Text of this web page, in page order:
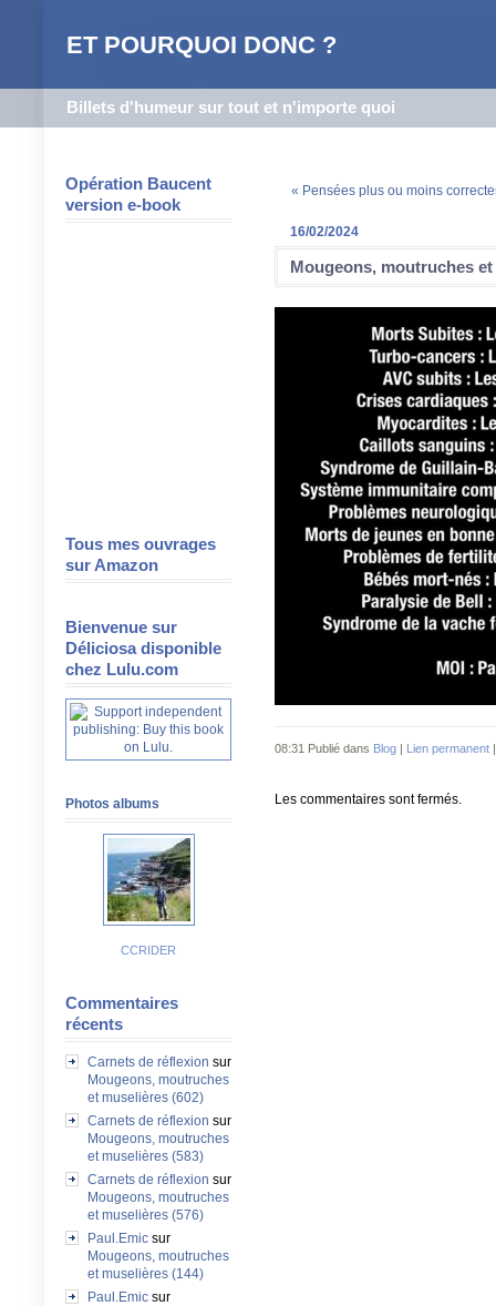
ET POURQUOI DONC ?
Billets d'humeur sur tout et n'importe quoi
Opération Baucent
version e-book
Tous mes ouvrages
sur Amazon
Bienvenue sur
Déliciosa disponible
chez Lulu.com
Photos albums
CCRIDER
Commentaires
récents
Carnets de réflexion sur
Mougeons, moutruches
et muselières (602)
Carnets de réflexion sur
Mougeons, moutruches
et muselières (583)
Carnets de réflexion sur
Mougeons, moutruches
et muselières (576)
Paul.Emic sur
Mougeons, moutruches
et muselières (144)
Paul.Emic sur
« Pensées plus ou moins
16/02/2024
Mougeons, moutruches
08:31 Publié dans Blog | Lien permanent
Les commentaires sont fermés.